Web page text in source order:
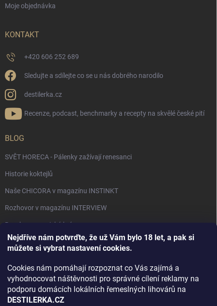
Nejdříve nám potvrďte, že už Vám bylo 18 let, a pak si
můžete si vybrat nastavení cookies.
Cookies nám pomáhají rozpoznat co Vás zajímá a
vyhodnocovat náštěvnosti pro správné cílení reklamy na
podporu domácích lokálních řemeslných lihovárů na
DESTILERKA.CZ
Moje objednávka
KONTAKT
+420 606 252 689
Sledujte a sdílejte co se u nás dobrého narodilo
destilerka.cz
Recenze, podcast, benchmarky a recepty na skvělé české pití
BLOG
SVĚT HORECA - Pálenky zažívají renesanci
Historie koktejlů
Naše CHICORA v magazínu INSTINKT
Rozhovor v magazínu INTERVIEW
Bourbon, americká krása.
Napsali v TÝDNU o naší práci
Rozhovor s DESTILERKA.CZ v magazínu DRINKING-CAT
Jak vybrat dárek na Vánoce